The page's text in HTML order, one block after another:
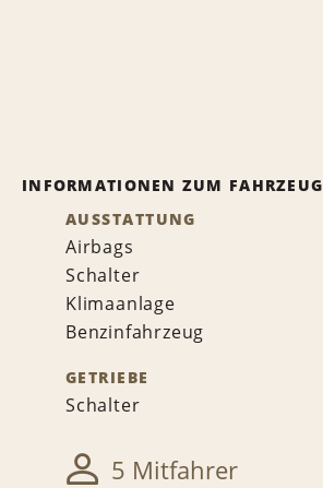
INFORMATIONEN ZUM FAHRZEUG
AUSSTATTUNG
Airbags
Schalter
Klimaanlage
Benzinfahrzeug
GETRIEBE
Schalter
5 Mitfahrer